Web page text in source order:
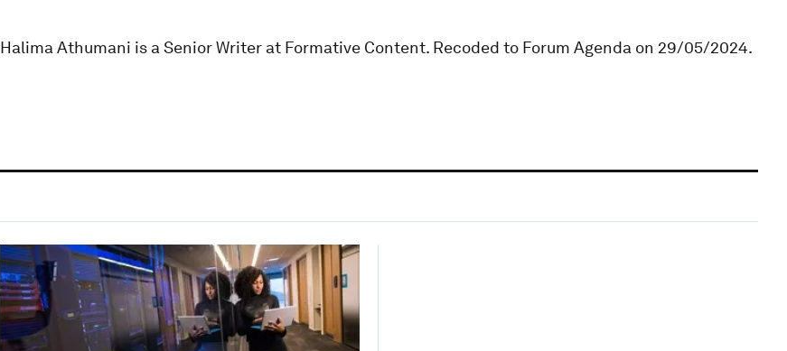
Halima Athumani is a Senior Writer at Formative Content. Recoded to Forum Agenda on 29/05/2024.